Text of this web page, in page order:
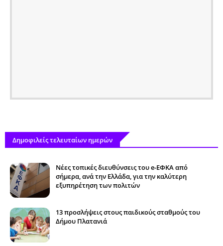
Δημοφιλείς τελευταίων ημερών
Νέες τοπικές διευθύνσεις του e-ΕΦΚΑ από
σήμερα, ανά την Ελλάδα, για την καλύτερη
εξυπηρέτηση των πολιτών
13 προσλήψεις στους παιδικούς σταθμούς του
Δήμου Πλατανιά